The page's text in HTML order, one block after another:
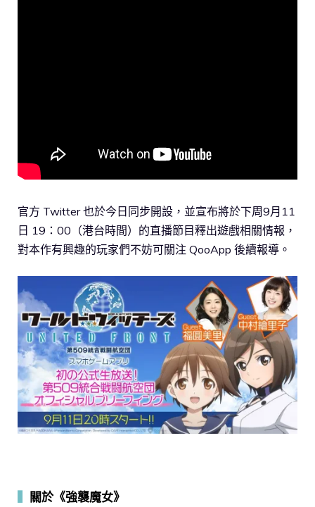
官方 Twitter 也於今日同步開設，並宣布將於下周9月11
日 19：00（港台時間）的直播節目釋出遊戲相關情報，
對本作有興趣的玩家們不妨可關注 QooApp 後續報導。
關於《強襲魔女》